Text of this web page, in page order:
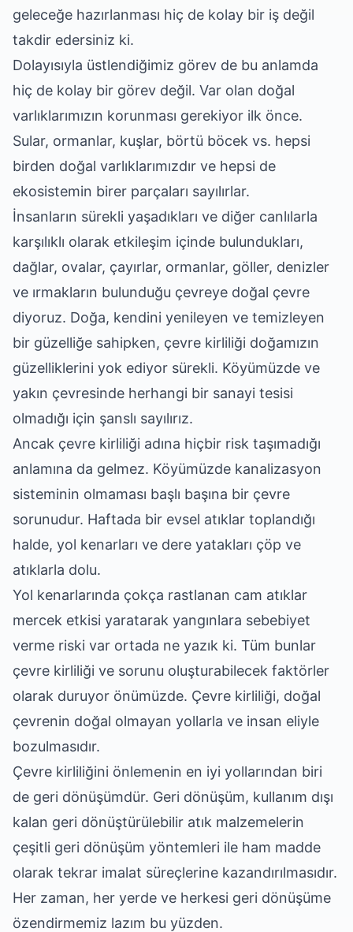
geleceğe hazırlanması hiç de kolay bir iş değil
takdir edersiniz ki.
Dolayısıyla üstlendiğimiz görev de bu anlamda
hiç de kolay bir görev değil. Var olan doğal
varlıklarımızın korunması gerekiyor ilk önce.
Sular, ormanlar, kuşlar, börtü böcek vs. hepsi
birden doğal varlıklarımızdır ve hepsi de
ekosistemin birer parçaları sayılırlar.
İnsanların sürekli yaşadıkları ve diğer canlılarla
karşılıklı olarak etkileşim içinde bulundukları,
dağlar, ovalar, çayırlar, ormanlar, göller, denizler
ve ırmakların bulunduğu çevreye doğal çevre
diyoruz. Doğa, kendini yenileyen ve temizleyen
bir güzelliğe sahipken, çevre kirliliği doğamızın
güzelliklerini yok ediyor sürekli. Köyümüzde ve
yakın çevresinde herhangi bir sanayi tesisi
olmadığı için şanslı sayılırız.
Ancak çevre kirliliği adına hiçbir risk taşımadığı
anlamına da gelmez. Köyümüzde kanalizasyon
sisteminin olmaması başlı başına bir çevre
sorunudur. Haftada bir evsel atıklar toplandığı
halde, yol kenarları ve dere yatakları çöp ve
atıklarla dolu.
Yol kenarlarında çokça rastlanan cam atıklar
mercek etkisi yaratarak yangınlara sebebiyet
verme riski var ortada ne yazık ki. Tüm bunlar
çevre kirliliği ve sorunu oluşturabilecek faktörler
olarak duruyor önümüzde. Çevre kirliliği, doğal
çevrenin doğal olmayan yollarla ve insan eliyle
bozulmasıdır.
Çevre kirliliğini önlemenin en iyi yollarından biri
de geri dönüşümdür. Geri dönüşüm, kullanım dışı
kalan geri dönüştürülebilir atık malzemelerin
çeşitli geri dönüşüm yöntemleri ile ham madde
olarak tekrar imalat süreçlerine kazandırılmasıdır.
Her zaman, her yerde ve herkesi geri dönüşüme
özendirmemiz lazım bu yüzden.